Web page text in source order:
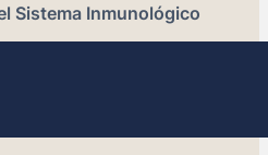
Sistema Inmunológico